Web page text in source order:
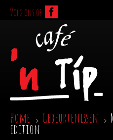
Volg ons op
Home Gebeurtenissen
edition